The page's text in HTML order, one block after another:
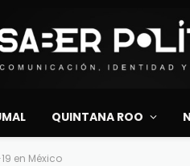
QUINTANA ROO
en México